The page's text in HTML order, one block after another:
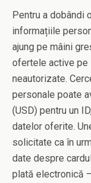
Pentru a dobândi
informațiile
ajung pe mâini
ofertele active pe
neautorizate.
personale poate
(USD) pentru un
datelor oferite.
solicitate ca în
date despre
plată electronică